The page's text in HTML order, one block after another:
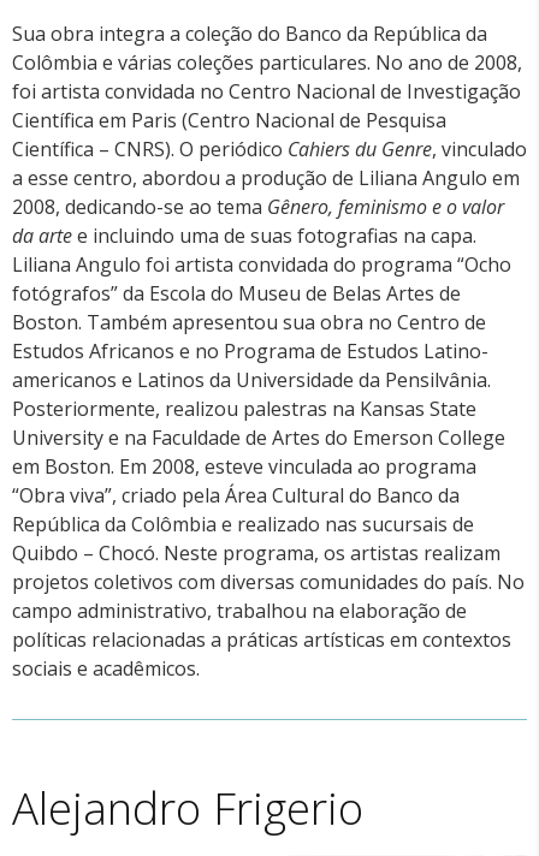
Sua obra integra a coleção do Banco da República da
Colômbia e várias coleções particulares. No ano de 2008,
foi artista convidada no Centro Nacional de Investigação
Científica em Paris (Centro Nacional de Pesquisa
Científica – CNRS). O periódico Cahiers du Genre, vinculado
a esse centro, abordou a produção de Liliana Angulo em
2008, dedicando-se ao tema Gênero, feminismo e o valor
da artee incluindo uma de suas fotografias na capa.
Liliana Angulo foi artista convidada do programa “Ocho
fotógrafos” da Escola do Museu de Belas Artes de
Boston. Também apresentou sua obra no Centro de
Estudos Africanos e no Programa de Estudos Latino-
americanos e Latinos da Universidade da Pensilvânia.
Posteriormente, realizou palestras na Kansas State
University e na Faculdade de Artes do Emerson College
em Boston. Em 2008, esteve vinculada ao programa
“Obra viva”, criado pela Área Cultural do Banco da
República da Colômbia e realizado nas sucursais de
Quibdo – Chocó. Neste programa, os artistas realizam
projetos coletivos com diversas comunidades do país. No
campo administrativo, trabalhou na elaboração de
políticas relacionadas a práticas artísticas em contextos
sociais e acadêmicos.
Alejandro Frigerio